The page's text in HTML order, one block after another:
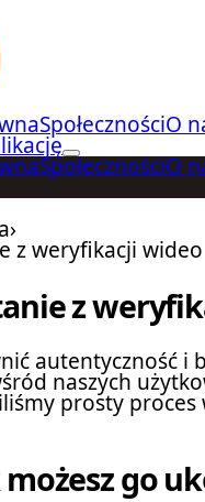
SpołecznościO
SpołecznościO
›
z weryfikacji wideo
z
autentyczność i
naszych
prosty proces
go